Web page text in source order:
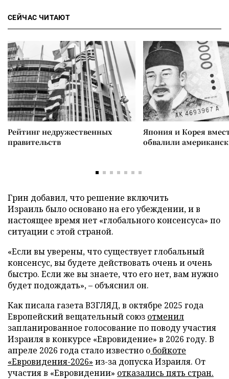
СЕЙЧАС ЧИТАЮТ
Рейтинг недружественных
правительств
Япония и Корея
обвалили
Грин добавил, что решение включить
Израиль было основано на его убеждении, и в
настоящее время нет «глобального консенсуса» по
ситуации с этой страной.
«Если вы уверены, что существует глобальный
консенсус, вы будете действовать очень и очень
быстро. Если же вы знаете, что его нет, вам нужно
будет подождать», – объяснил он.
Как писала газета ВЗГЛЯД, в октябре 2025 года
Европейский вещательный союз отменил
запланированное голосование по поводу участия
Израиля в конкурсе «Евровидение» в 2026 году. В
апреле 2026 года стало известно о бойкоте
«Евровидения-2026» из-за допуска Израиля. От
участия в «Евровидении» отказались пять стран.